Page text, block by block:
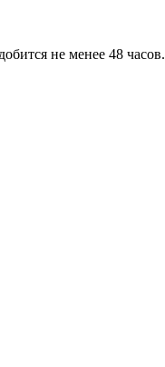
не менее 48 часов.